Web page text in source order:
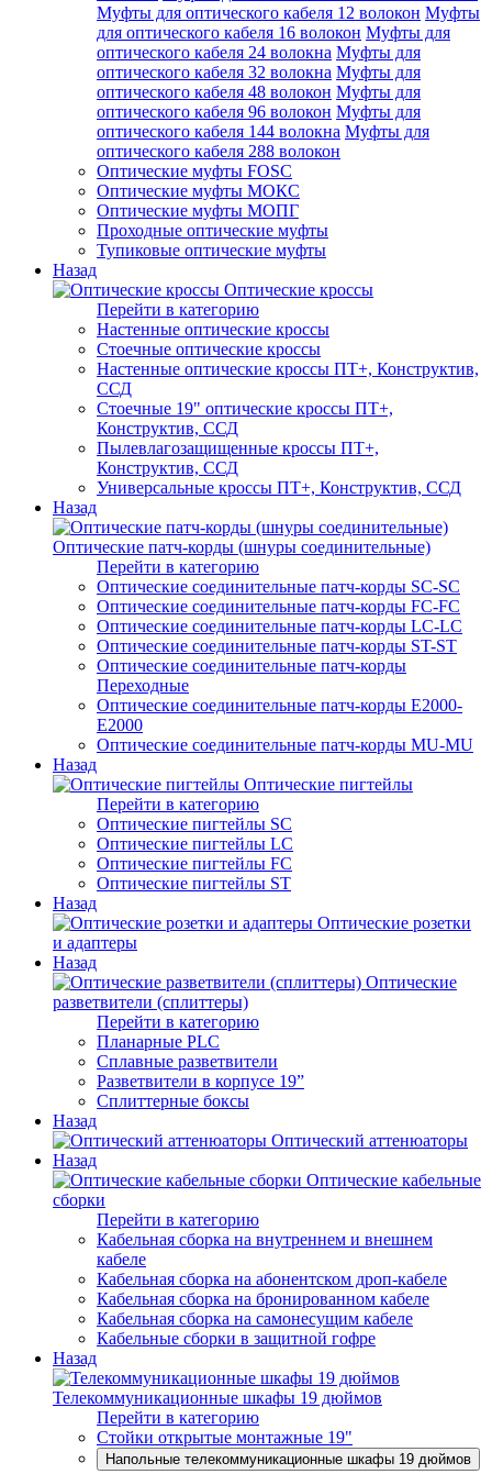
Муфты для оптического кабеля 12 волокон Муфты
для оптического кабеля 16 волокон Муфты для
оптического кабеля 24 волокна Муфты для
оптического кабеля 32 волокна Муфты для
оптического кабеля 48 волокон Муфты для
оптического кабеля 96 волокон Муфты для
оптического кабеля 144 волокна Муфты для
оптического кабеля 288 волокон
Оптические муфты FOSC
Оптические муфты МОКС
Оптические муфты МОПГ
Проходные оптические муфты
Тупиковые оптические муфты
Назад
Оптические кроссы
Перейти в категорию
Настенные оптические кроссы
Стоечные оптические кроссы
Настенные оптические кроссы ПТ+, Конструктив,
ССД
Стоечные 19" оптические кроссы ПТ+,
Конструктив, ССД
Пылевлагозащищенные кроссы ПТ+,
Конструктив, ССД
Универсальные кроссы ПТ+, Конструктив, ССД
Назад
Оптические патч-корды (шнуры соединительные)
Перейти в категорию
Оптические соединительные патч-корды SC-SC
Оптические соединительные патч-корды FC-FC
Оптические соединительные патч-корды LC-LC
Оптические соединительные патч-корды ST-ST
Оптические соединительные патч-корды
Переходные
Оптические соединительные патч-корды E2000-
E2000
Оптические соединительные патч-корды MU-MU
Назад
Оптические пигтейлы
Перейти в категорию
Оптические пигтейлы SC
Оптические пигтейлы LC
Оптические пигтейлы FC
Оптические пигтейлы ST
Назад
Оптические розетки
и адаптеры
Назад
Оптические
разветвители (сплиттеры)
Перейти в категорию
Планарные PLC
Сплавные разветвители
Разветвители в корпусе 19”
Сплиттерные боксы
Назад
Оптический аттенюаторы
Назад
Оптические кабельные
сборки
Перейти в категорию
Кабельная сборка на внутреннем и внешнем
кабеле
Кабельная сборка на абонентском дроп-кабеле
Кабельная сборка на бронированном кабеле
Кабельная сборка на самонесущим кабеле
Кабельные сборки в защитной гофре
Назад
Телекоммуникационные шкафы 19 дюймов
Перейти в категорию
Стойки открытые монтажные 19"
Напольные телекоммуникационные шкафы 19 дюймов